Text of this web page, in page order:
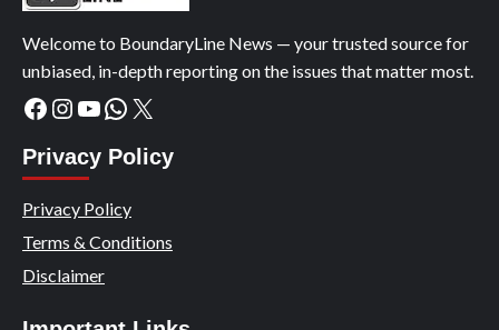
Welcome to BoundaryLine News — your trusted source for
unbiased, in-depth reporting on the issues that matter most.
Facebook
Instagram
YouTube
WhatsApp
X
Privacy Policy
Privacy Policy
Terms & Conditions
Disclaimer